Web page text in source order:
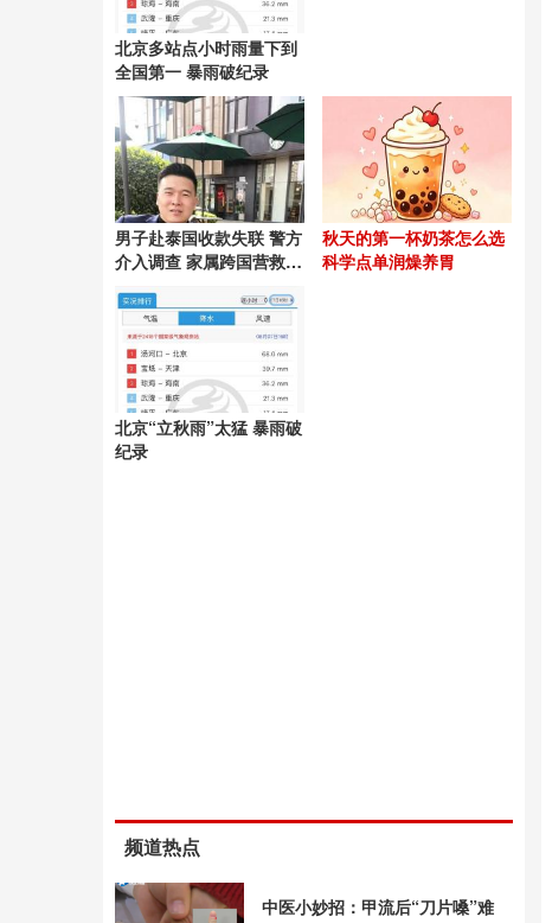
北京多站点小时雨量下到
全国第一 暴雨破纪录
男子赴泰国收款失联 警方
介入调查 家属跨国营救54
秋天的第一杯奶茶怎么选
科学点单润燥养胃
北京“立秋雨”太猛 暴雨破
纪录
频道热点
中医小妙招：甲流后“刀片嗓”难